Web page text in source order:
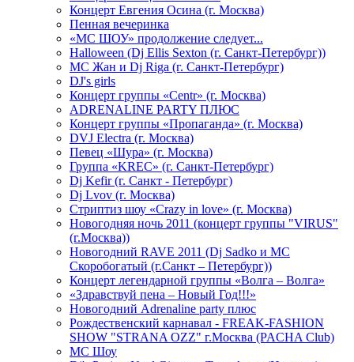
Концерт Евгения Осина (г. Москва)
Пенная вечеринка
«МС ШОУ» продолжение следует...
Halloween (Dj Ellis Sexton (г. Санкт-Петербург))
МС Жан и Dj Riga (г. Санкт-Петербург)
DJ's girls
Концерт группы «Centr» (г. Москва)
ADRENALINE PARTY ПЛЮС
Концерт группы «Пропаганда» (г. Москва)
DVJ Electra (г. Москва)
Певец «Шура» (г. Москва)
Группа «KREC» (г. Санкт-Петербург)
Dj Kefir (г. Санкт - Петербург)
Dj Lvov (г. Москва)
Стриптиз шоу «Crazy in love» (г. Москва)
Новогодняя ночь 2011 (концерт группы "VIRUS"
(г.Москва))
Новогодний RAVE 2011 (Dj Sadko и MC
Скоробогатый (г.Санкт – Петербург))
Концерт легендарной группы «Волга – Волга»
«Здравствуй пена – Новый Год!!!»
Новогодний Adrenaline party плюс
Рождественский карнавал - FREAK-FASHION
SHOW "STRANA OZZ" г.Москва (PACHA Club)
MC Шоу